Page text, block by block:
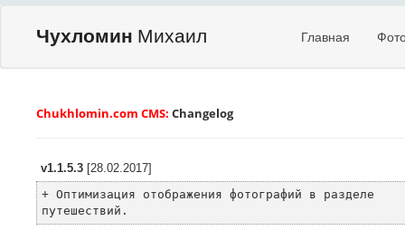
Чухломин Михаил Главная
Chukhlomin.com CMS: Changelog
v1.1.5.3 [28.02.2017]
+ Оптимизация отображения фотографий в разделе
путешествий.